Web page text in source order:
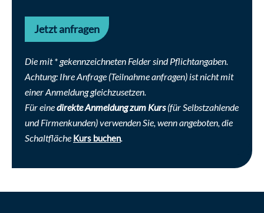
Vorschrift 2 eine
Bestellung als Fachkraft für
Arbeitssicherheitmöglich.
Jetzt anfragen
Die mit * gekennzeichneten Felder sind Pflichtangaben.
Achtung: Ihre Anfrage (Teilnahme anfragen) ist nicht mit
einer Anmeldung gleichzusetzen.
Für einedirekte Anmeldung zum Kurs(für Selbstzahlende
und Firmenkunden) verwenden Sie, wenn angeboten, die
Schaltfläche Kurs buchen.